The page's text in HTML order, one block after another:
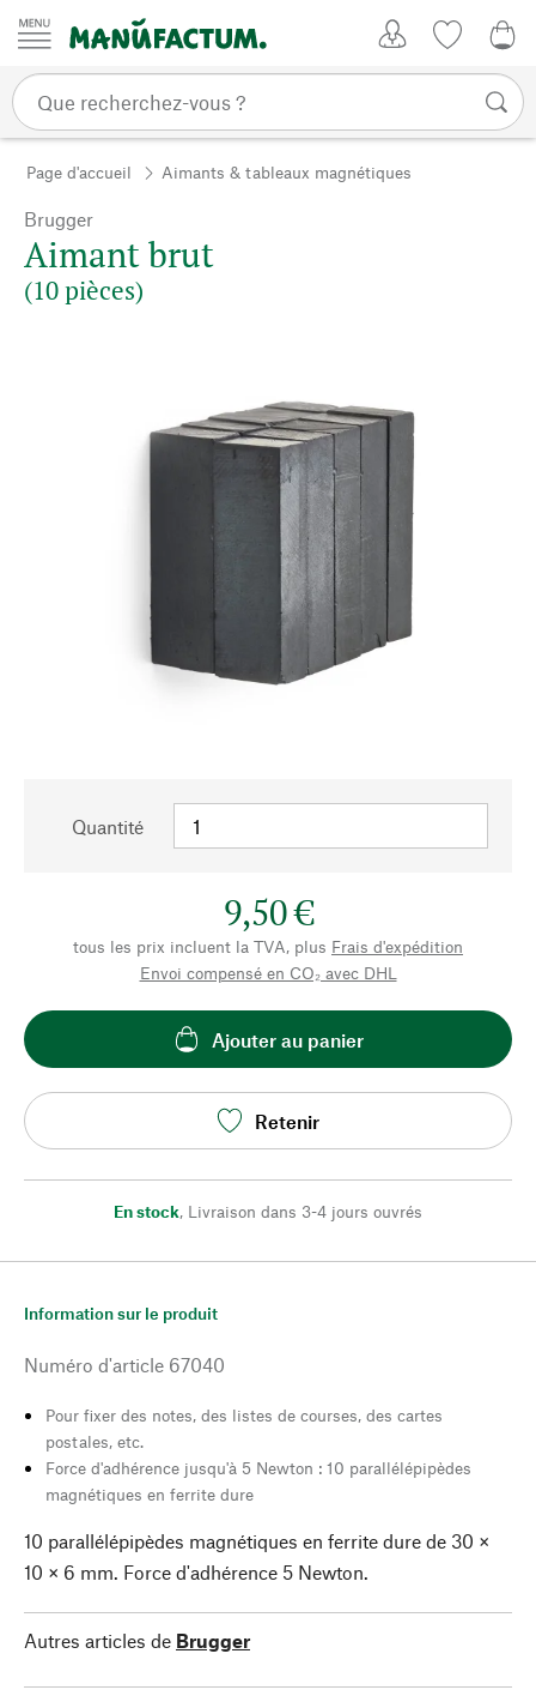
Passer au contenu
Page d'accueil Aimants & tableaux magnétiques
Brugger
Aimant brut
(10 pièces)
Quantité
9,50 €
tous les prix incluent la TVA, plus Frais d'expédition
Envoi compensé en CO₂ avec DHL
Ajouter au panier
Retenir
En stock, Livraison dans 3-4 jours ouvrés
Information sur le produit
Numéro d'article 67040
Pour fixer des notes, des listes de courses, des cartes
postales, etc.
Force d'adhérence jusqu'à 5 Newton : 10 parallélépipèdes
magnétiques en ferrite dure
10 parallélépipèdes magnétiques en ferrite dure de 30 ×
10 × 6 mm. Force d'adhérence 5 Newton.
Autres articles de Brugger